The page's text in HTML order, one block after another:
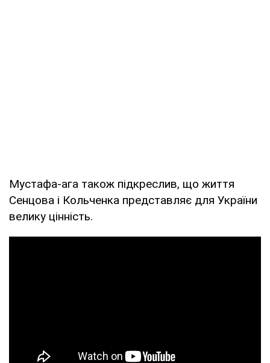
Мустафа-ага також підкреслив, що життя
Сенцова і Кольченка представляє для України
велику цінність.